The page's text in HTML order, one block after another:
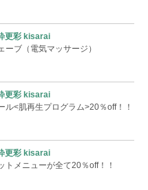
更彩 kisarai
ーブ（電気マッサージ）
更彩 kisarai
ル<肌再生プログラム>20％off！！
更彩 kisarai
トメニューが全て20％off！！